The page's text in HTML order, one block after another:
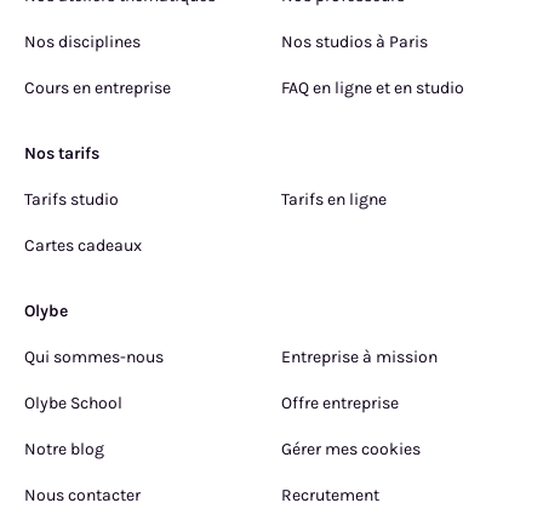
Nos disciplines Nos studios à Paris
Cours en entreprise FAQ en ligne et en studio
Nos tarifs
Tarifs studio Tarifs en ligne
Cartes cadeaux
Olybe
Qui sommes-nous Entreprise à mission
Olybe School Offre entreprise
Notre blog Gérer mes cookies
Nous contacter Recrutement